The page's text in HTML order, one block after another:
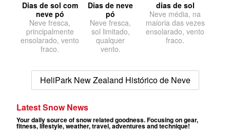
Dias de sol com
neve pó
Neve fresca,
principalmente
ensolarado, vento
fraco.
Dias de neve
pó
Neve fresca,
sol limitado,
qualquer
vento.
dias de sol
Neve média, na
maioria das vezes
ensolarado, vento
fraco.
HeliPark New Zealand Histórico de Neve